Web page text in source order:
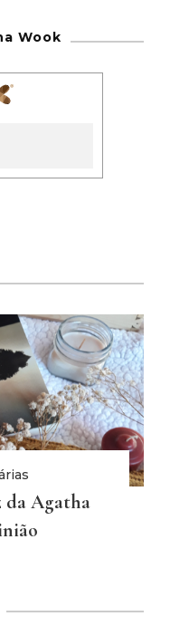
Wook
da Agatha